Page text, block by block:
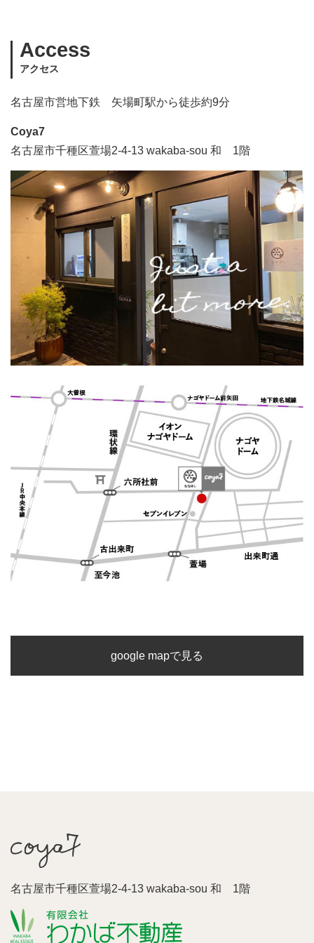
Access
アクセス
名古屋市営地下鉄 矢場町駅から徒歩約9分
Coya7
名古屋市千種区萱場2-4-13 wakaba-sou 和 1階
google mapで見る
名古屋市千種区萱場2-4-13 wakaba-sou 和 1階